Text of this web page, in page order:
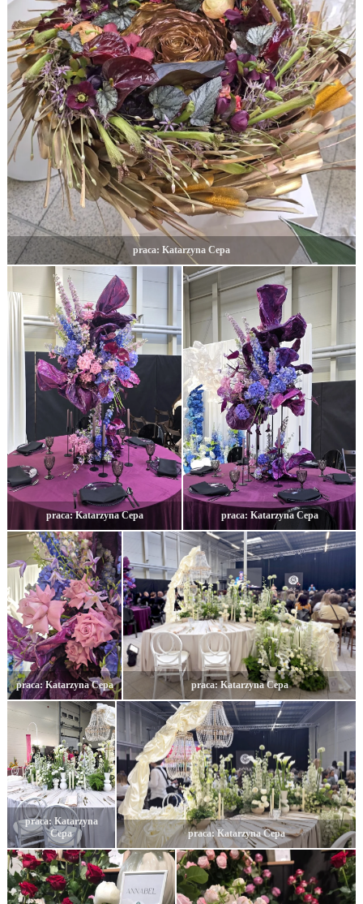
praca: Katarzyna Cepa
praca: Katarzyna Cepa praca: Katarzyna Cepa
praca: Katarzyna Cepa praca: Katarzyna Cepa
praca: Katarzyna
Cepa
praca: Katarzyna Cepa